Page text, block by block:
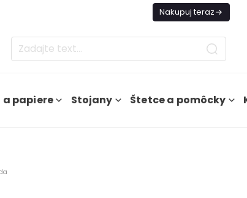
Nakupuj teraz
a papiere Stojany Štetce a pomôcky